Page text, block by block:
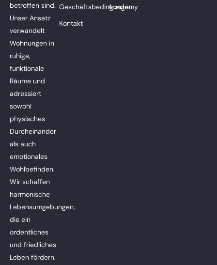
betroffen sind.
Unser Ansatz
verwandelt
Wohnungen in
ruhige,
funktionale
Räume und
adressiert
sowohl
physisches
Durcheinander
als auch
emotionales
Wohlbefinden.
Wir schaffen
harmonische
Lebensumgebungen,
die ein
ordentliches
und friedliches
Leben fördern.
Geschäftsbedingungen
Kontakt
Academy